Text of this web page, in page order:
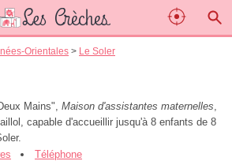
Orientales > Le Soler
Mains", Maison d'assistantes maternelles,
capable d'accueillir jusqu'à 8 enfants de 8
Téléphone